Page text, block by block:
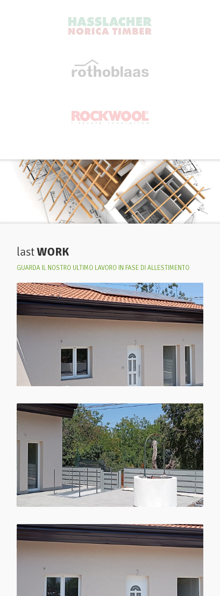
lastWORK
GUARDA IL NOSTRO ULTIMO LAVORO IN FASE DI ALLESTIMENTO